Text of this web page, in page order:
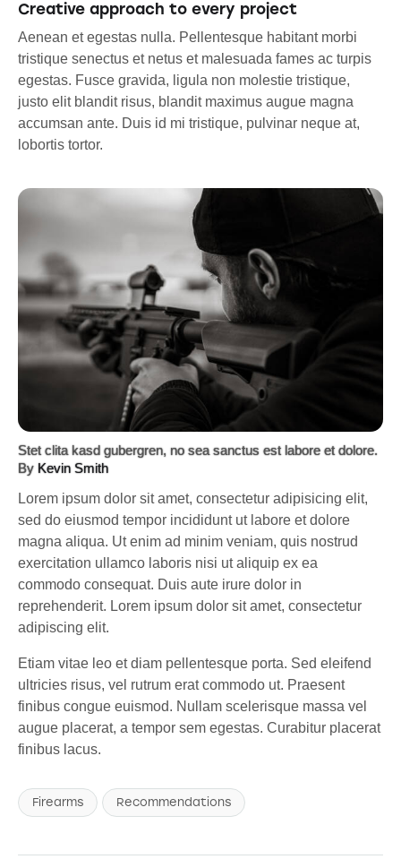
Creative approach to every project
Aenean et egestas nulla. Pellentesque habitant morbi
tristique senectus et netus et malesuada fames ac turpis
egestas. Fusce gravida, ligula non molestie tristique,
justo elit blandit risus, blandit maximus augue magna
accumsan ante. Duis id mi tristique, pulvinar neque at,
lobortis tortor.
Stet clita kasd gubergren, no sea sanctus est labore et dolore.
By Kevin Smith
Lorem ipsum dolor sit amet, consectetur adipisicing elit,
sed do eiusmod tempor incididunt ut labore et dolore
magna aliqua. Ut enim ad minim veniam, quis nostrud
exercitation ullamco laboris nisi ut aliquip ex ea
commodo consequat. Duis aute irure dolor in
reprehenderit. Lorem ipsum dolor sit amet, consectetur
adipiscing elit.
Etiam vitae leo et diam pellentesque porta. Sed eleifend
ultricies risus, vel rutrum erat commodo ut. Praesent
finibus congue euismod. Nullam scelerisque massa vel
augue placerat, a tempor sem egestas. Curabitur placerat
finibus lacus.
Firearms Recommendations